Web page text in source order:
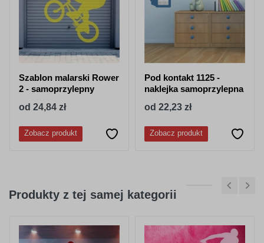
050
granatowy
stalowy-
niebieski
052
053
pastelowy-
drogowy-
Szablon malarski Rower
2 - samoprzylepny
od 24,84 zł
Zobacz produkt
Pod kontakt 1125 -
naklejka samoprzylepna
od 22,23 zł
Zobacz produkt
Produkty z tej samej kategorii